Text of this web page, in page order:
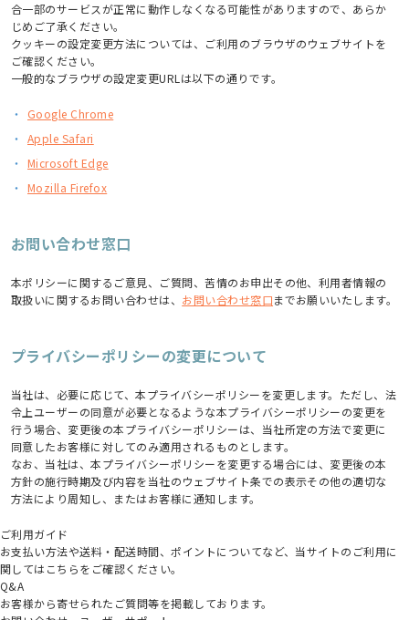
合一部のサービスが正常に動作しなくなる可能性がありますので、あらか
じめご了承ください。
クッキーの設定変更方法については、ご利用のブラウザのウェブサイトを
ご確認ください。
一般的なブラウザの設定変更URLは以下の通りです。
・
Google Chrome
・ Apple Safari
・ Microsoft Edge
・ Mozilla Firefox
お問い合わせ窓口
本ポリシーに関するご意見、ご質問、苦情のお申出その他、利用者情報の
取扱いに関するお問い合わせは、 お問い合わせ窓口までお願いいたします。
プライバシーポリシーの変更について
当社は、必要に応じて、本プライバシーポリシーを変更します。ただし、法
令上ユーザーの同意が必要となるような本プライバシーポリシーの変更を
行う場合、変更後の本プライバシーポリシーは、当社所定の方法で変更に
同意したお客様に対してのみ適用されるものとします。
なお、当社は、本プライバシーポリシーを変更する場合には、変更後の本
方針の施行時期及び内容を当社のウェブサイト条での表示その他の適切な
方法により周知し、またはお客様に通知します。
ご利用ガイド
お支払い方法や送料・配送時間、ポイントについてなど、当サイトのご利用に
関してはこちらをご確認ください。
Q&A
お客様から寄せられたご質問等を掲載しております。